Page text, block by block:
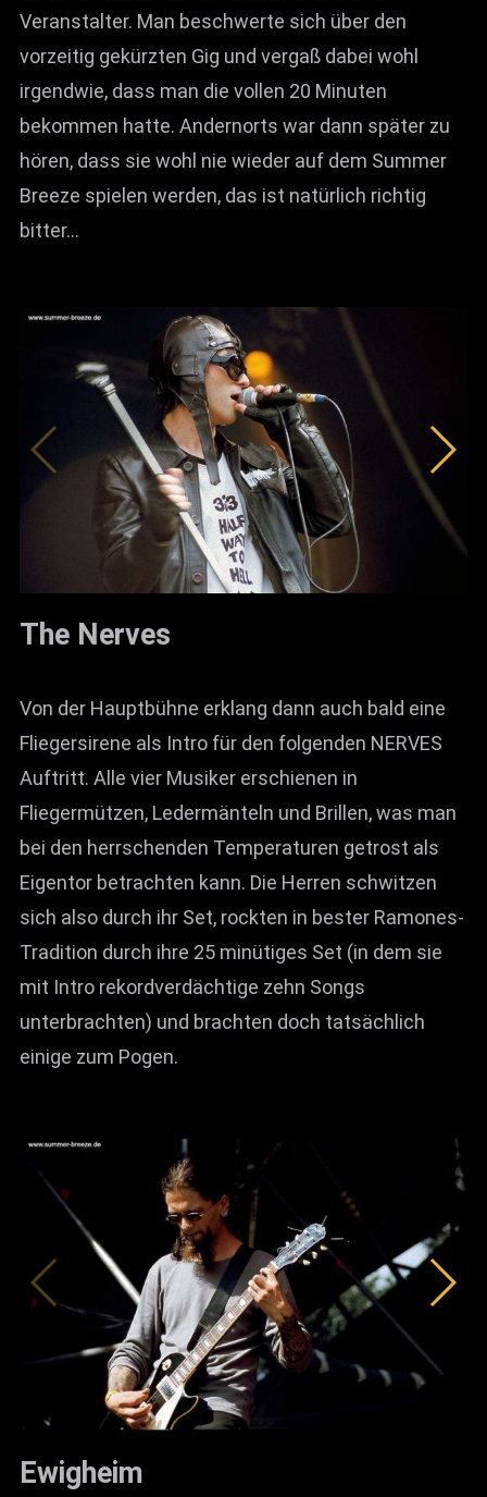
Veranstalter. Man beschwerte sich über den
vorzeitig gekürzten Gig und vergaß dabei wohl
irgendwie, dass man die vollen 20 Minuten
bekommen hatte. Andernorts war dann später zu
hören, dass sie wohl nie wieder auf dem Summer
Breeze spielen werden, das ist natürlich richtig
bitter…
The Nerves
Von der Hauptbühne erklang dann auch bald eine
Fliegersirene als Intro für den folgenden NERVES
Auftritt. Alle vier Musiker erschienen in
Fliegermützen, Ledermänteln und Brillen, was man
bei den herrschenden Temperaturen getrost als
Eigentor betrachten kann. Die Herren schwitzen
sich also durch ihr Set, rockten in bester Ramones-
Tradition durch ihre 25 minütiges Set (in dem sie
mit Intro rekordverdächtige zehn Songs
unterbrachten) und brachten doch tatsächlich
einige zum Pogen.
Ewigheim